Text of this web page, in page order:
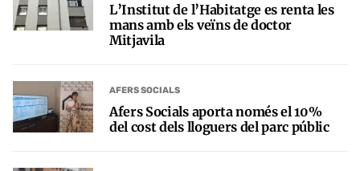
L’Institut de l’Habitatge es renta les
mans amb els veïns de doctor
Mitjavila
AFERS SOCIALS
Afers Socials aporta només el 10%
del cost dels lloguers del parc públic